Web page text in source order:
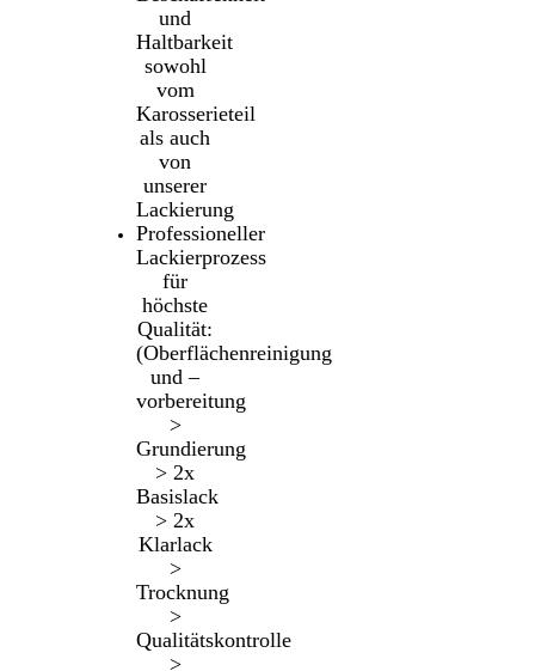
und
Haltbarkeit
sowohl
vom
Karosserieteil
als auch
von
unserer
Lackierung
Professioneller
Lackierprozess
für
höchste
Qualität:
(Oberflächenreinigung
und –
vorbereitung
>
Grundierung
> 2x
Basislack
> 2x
Klarlack
>
Trocknung
>
Qualitätskontrolle
>